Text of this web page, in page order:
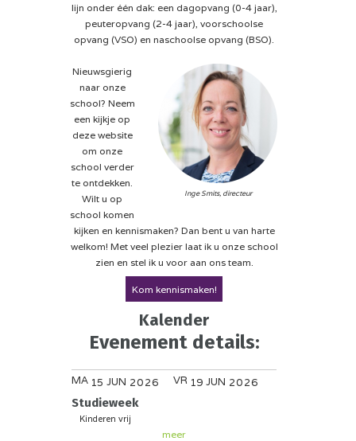
lijn onder één dak: een dagopvang (0-4 jaar),
peuteropvang (2-4 jaar), voorschoolse
opvang (VSO) en naschoolse opvang (BSO).
Inge Smits, directeur
Nieuwsgierig
naar onze
school? Neem
een kijkje op
deze website
om onze
school verder
te ontdekken.
Wilt u op
school komen
kijken en kennismaken? Dan bent u van harte
welkom! Met veel plezier laat ik u onze school
zien en stel ik u voor aan ons team.
Kom kennismaken!
Kalender
Evenement details:
MA 15 JUN 2026 VR 19 JUN 2026
Studieweek
Kinderen vrij
meer